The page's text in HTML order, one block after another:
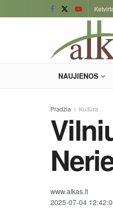
NAUJIENOS
Pradžia Kultūra
www.alkas.lt
2025-07-04